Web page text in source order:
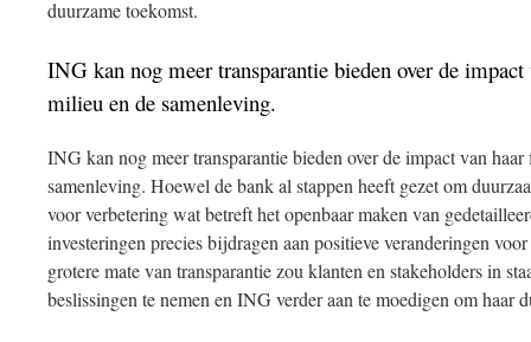
duurzame toekomst.
ING kan nog meer transparantie bieden over de
milieu en de samenleving.
ING kan nog meer transparantie bieden over de impact van
samenleving. Hoewel de bank al stappen heeft gezet om
voor verbetering wat betreft het openbaar maken van
investeringen precies bijdragen aan positieve veranderingen
grotere mate van transparantie zou klanten en stakeholders in
beslissingen te nemen en ING verder aan te moedigen om haar